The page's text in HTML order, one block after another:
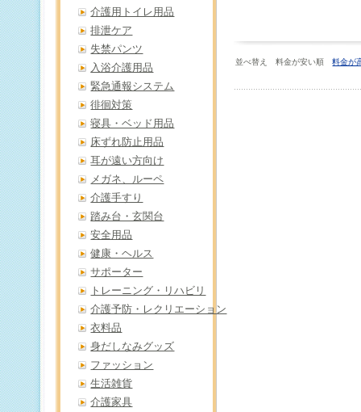
並べ替え 料金が安い順料金が
介護用トイレ用品
排泄ケア
失禁パンツ
入浴介護用品
緊急通報システム
徘徊対策
寝具・ベッド用品
床ずれ防止用品
耳が遠い方向け
メガネ、ルーペ
介護手すり
踏み台・玄関台
安全用品
健康・ヘルス
サポーター
トレーニング・リハビリ
介護予防・レクリエーション
衣料品
身だしなみグッズ
ファッション
生活雑貨
介護家具